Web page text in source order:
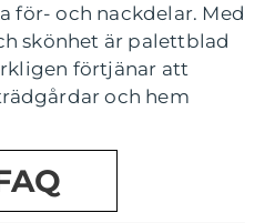
för- och nackdelar. Med
skönhet är palettblad
förtjänar att
och hem